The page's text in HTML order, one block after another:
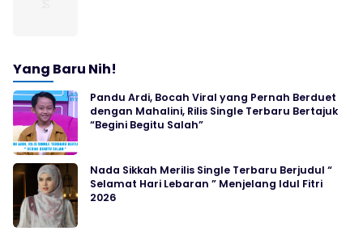
Yang Baru Nih!
Pandu Ardi, Bocah Viral yang Pernah Berduet
dengan Mahalini, Rilis Single Terbaru Bertajuk
“Begini Begitu Salah”
Nada Sikkah Merilis Single Terbaru Berjudul “
Selamat Hari Lebaran ” Menjelang Idul Fitri
2026